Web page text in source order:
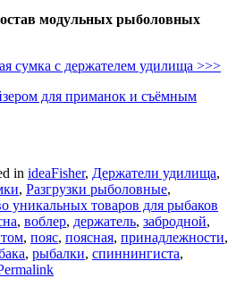
модульных рыболовных
сумка с держателем удилища >>>
для приманок и съёмным
in ideaFisher, Держатели удилища,
, Разгрузки рыболовные,
уникальных товаров для рыбаков
, воблер, держатель, забродной,
, пояс, поясная, принадлежности,
, рыбалки, спиннингиста,